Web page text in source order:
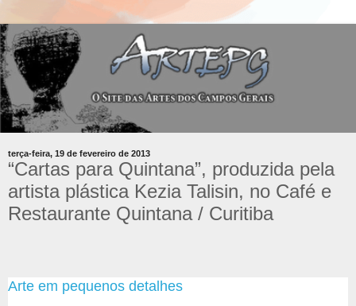
terça-feira, 19 de fevereiro de 2013
“Cartas para Quintana”, produzida pela
artista plástica Kezia Talisin, no Café e
Restaurante Quintana / Curitiba
Arte em pequenos detalhes